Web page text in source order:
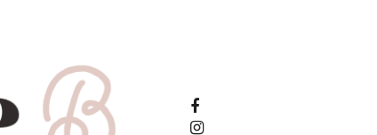
Facebook2
Instagram